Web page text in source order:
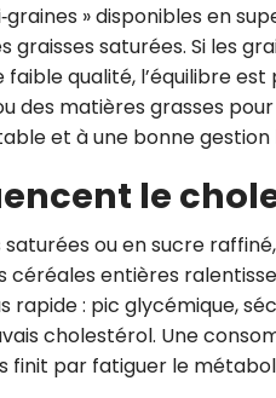
» disponibles en
graisses saturées. Si les
qualité, l’équilibre
des matières grasses
et à une bonne gestion
le
ou en sucre
entières
: pic glycémique,
cholestérol. Une
finit par fatiguer le